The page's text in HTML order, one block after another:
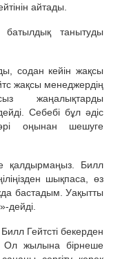
айтады.
танытуды
содан кейін жақсы
жақсы менеджердің
жаңалықтарды
Себебі бұл әдіс
оңынан шешуге
қалдырмаңыз. Билл
шықпаса, өз
бастадым. Уақытты
дейді.
Гейтсті бекерден
Ол жылына бірнеше